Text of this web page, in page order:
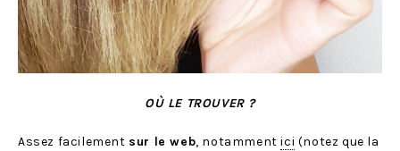
OÙ LE TROUVER ?
Assez facilement sur le web, notammentici (notez que la